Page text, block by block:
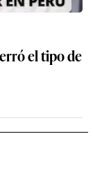
el tipo de